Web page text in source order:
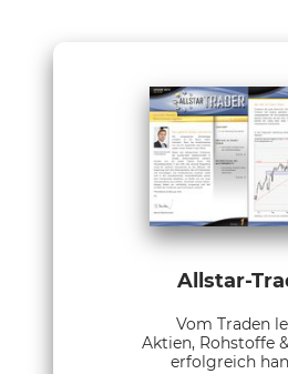
Allstar-
Vom Traden
Aktien, Rohstoffe
erfolgreich